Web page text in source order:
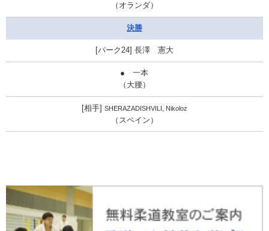
（オランダ）
決勝
長澤 憲大
● 一本
（大腰）
SHERAZADISHVILI, Nikoloz
（スペイン）